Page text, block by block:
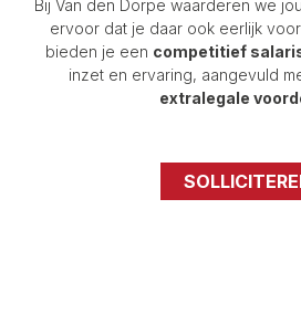
Bij Van den Dorpe waarderen we
ervoor dat je daar ook eerlijk
bieden je een competitief
inzet en ervaring, aangevuld
extralegale